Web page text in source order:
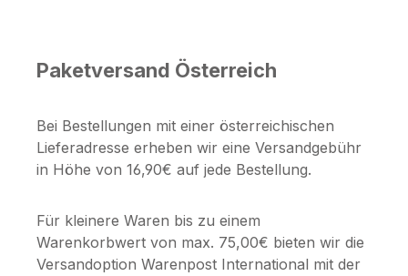
Paketversand Österreich
Bei Bestellungen mit einer österreichischen
Lieferadresse erheben wir eine Versandgebühr
in Höhe von 16,90€ auf jede Bestellung.
Für kleinere Waren bis zu einem
Warenkorbwert von max. 75,00€ bieten wir die
Versandoption Warenpost International mit der